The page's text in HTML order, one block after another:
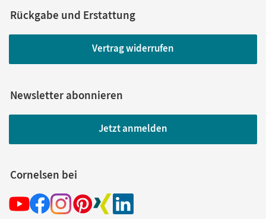
Rückgabe und Erstattung
Vertrag widerrufen
Newsletter abonnieren
Jetzt anmelden
Cornelsen bei